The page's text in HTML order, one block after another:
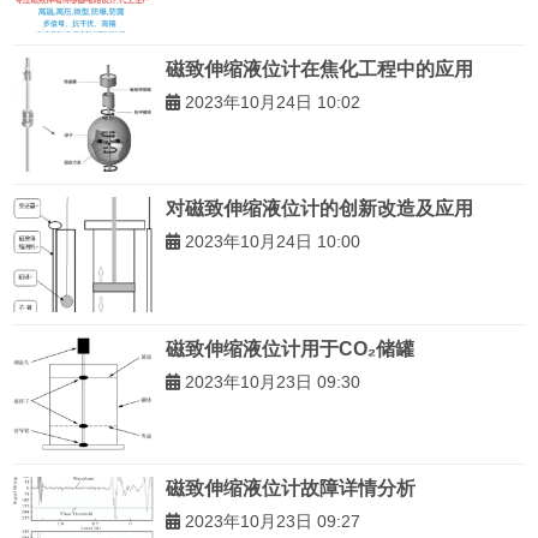
磁致伸缩液位计在焦化工程中的应用
2023年10月24日 10:02
对磁致伸缩液位计的创新改造及应用
2023年10月24日 10:00
磁致伸缩液位计用于CO₂储罐
2023年10月23日 09:30
磁致伸缩液位计故障详情分析
2023年10月23日 09:27